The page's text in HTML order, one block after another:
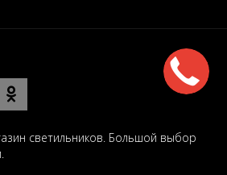
светильников. Большой выбор